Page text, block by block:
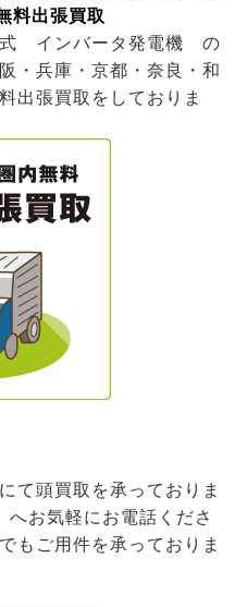
料出張買取
インバータ発電機 の
・兵庫・京都・奈良・和
出張買取をしておりま
て頭買取を承っておりま
へお気軽にお電話くださ
もご用件を承っておりま